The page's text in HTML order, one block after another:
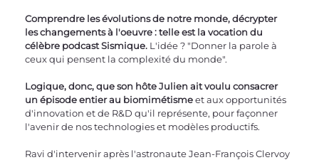
Comprendre les évolutions de notre monde, décrypter
les changements à l'oeuvre : telle est la vocation du
célèbre podcast Sismique. L'idée ? "Donner la parole à
ceux qui pensent la complexité du monde".
Logique, donc, que son hôte Julien ait voulu consacrer
un épisode entier au biomimétisme et aux opportunités
d'innovation et de R&D qu'il représente, pour façonner
l'avenir de nos technologies et modèles productifs.
Ravi d'intervenir après l'astronaute Jean-François Clervoy